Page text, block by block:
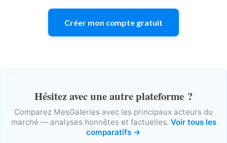
Créer mon compte gratuit
Hésitez avec une autre plateforme ?
Comparez MesGaleries avec les principaux acteurs du
marché — analyses honnêtes et factuelles. Voir tous les
comparatifs →